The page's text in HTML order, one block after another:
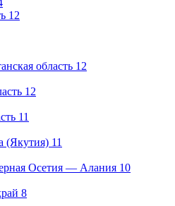
12
область 12
12
11
(Якутия) 11
Осетия — Алания 10
8